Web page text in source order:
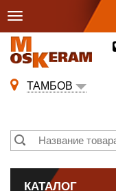
ТАМБОВ
КАТАЛОГ